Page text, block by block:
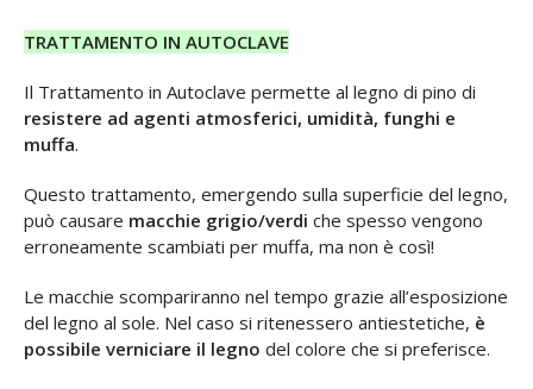
TRATTAMENTO IN AUTOCLAVE
Il Trattamento in Autoclave permette al legno di pino di
resistere ad agenti atmosferici, umidità, funghi e
muffa.
Questo trattamento, emergendo sulla superficie del legno,
può causare macchie grigio/verdi che spesso vengono
erroneamente scambiati per muffa, ma non è così!
Le macchie scompariranno nel tempo grazie all’esposizione
del legno al sole. Nel caso si ritenessero antiestetiche, è
possibile verniciare il legno del colore che si preferisce.